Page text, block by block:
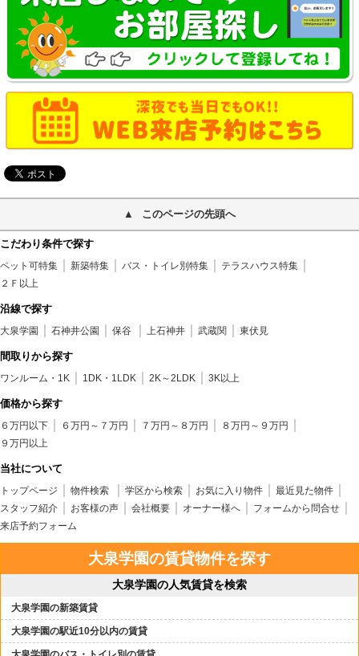
このページの先頭へ
こだわり条件で探す
ペット可特集 新築特集 バス・トイレ別特集
テラスハウス特集
２Ｆ以上
沿線で探す
大泉学園 石神井公園 保谷 上石神井 武蔵関 東伏見
間取りから探す
ワンルーム・1K 1DK・1LDK 2K～2LDK 3K以上
価格から探す
６万円以下 ６万円～７万円 ７万円～８万円
８万円～９万円
９万円以上
当社について
トップページ 物件検索 学区から検索 お気に入り物件
最近見た物件
スタッフ紹介
お客様の声 会社概要 オーナー様へ
フォームから問合せ
来店予約フォーム
大泉学園の賃貸物件を探す
大泉学園の人気賃貸を検索
大泉学園の新築賃貸
大泉学園の駅近10分以内の賃貸